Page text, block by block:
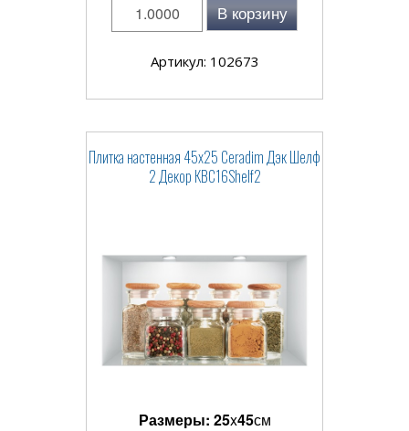
В корзину
Артикул: 102673
Плитка настенная 45x25 Ceradim Дэк Шелф
2 Декор КВС16Shelf2
Размеры: 25x45см